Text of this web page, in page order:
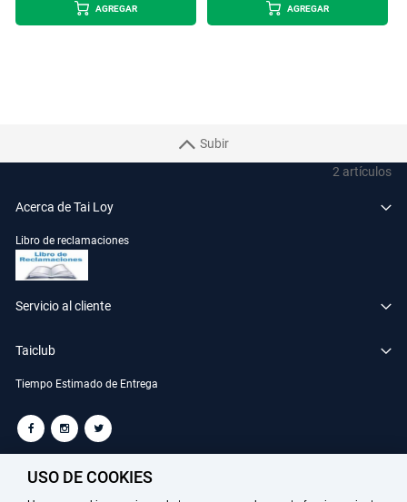
2 artículos
AGREGAR AGREGAR
Subir
Acerca de Tai Loy
Libro de reclamaciones
Servicio al cliente
Taiclub
Tiempo Estimado de Entrega
TAILOY S.A. RUC: 20100049181
USO DE COOKIES